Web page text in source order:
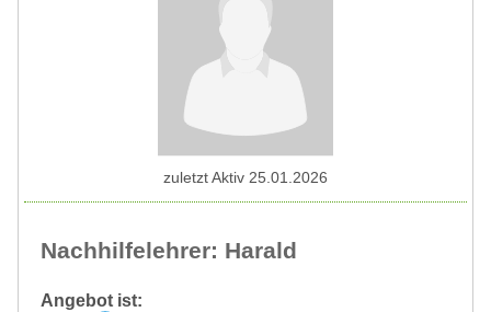
Nachhilfelehrer: Harald
Angebot ist:
zuletzt Aktiv 25.01.2026